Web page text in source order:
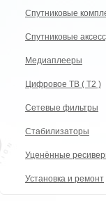
Спутниковые
Спутниковые
Медиаплееры
Цифровое ТВ ( Т2 )
Сетевые фильтры
Стабилизаторы
Уценённые
Установка и ремонт